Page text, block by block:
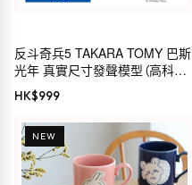
反斗奇兵5 TAKARA TOMY 巴斯
光年 真實尺寸發聲模型（高科技
HK$999
NEW